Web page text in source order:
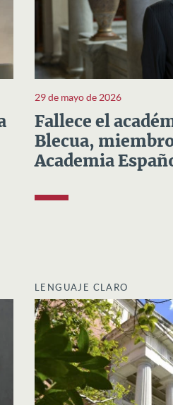
29 de mayo de 2026
Fallece el
Blecua,
Academia
LENGUAJE CLARO